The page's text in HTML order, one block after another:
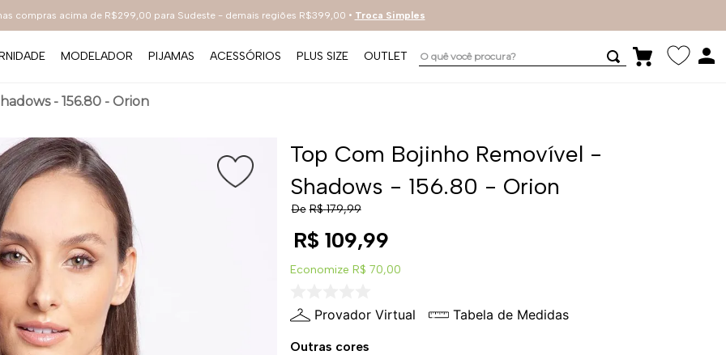
compras acima de R$299,00 para Sudeste - demais regiões R$399,00 • Troca Simples
MODELADOR PIJAMAS ACESSÓRIOS PLUS SIZE OUTLET O quê você procura?
- 156.80 - Orion
Top Com Bojinho Removível -
Shadows - 156.80 - Orion
De R$ 179,99
R$ 109,99
Economize R$ 70,00
Provador Virtual Tabela de Medidas
Outras cores
2º everyday
3º renda
4
5
6º bestbra
hot pants
8 compact